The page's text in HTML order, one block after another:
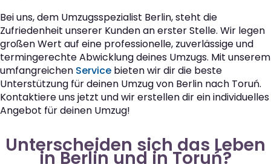
Bei uns, dem Umzugsspezialist Berlin, steht die
Zufriedenheit unserer Kunden an erster Stelle. Wir legen
großen Wert auf eine professionelle, zuverlässige und
termingerechte Abwicklung deines Umzugs. Mit unserem
umfangreichen Service bieten wir dir die beste
Unterstützung für deinen Umzug von Berlin nach Toruń.
Kontaktiere uns jetzt und wir erstellen dir ein individuelles
Angebot für deinen Umzug!
Unterscheiden sich das Leben
in Berlin und in Toruń?